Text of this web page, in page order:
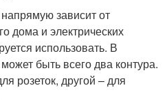
зависит от
дома и электрических
использовать. В
быть всего два контура.
розеток, другой – для